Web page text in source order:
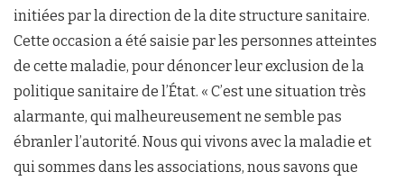
initiées par la direction de la dite structure sanitaire.
Cette occasion a été saisie par les personnes atteintes
de cette maladie, pour dénoncer leur exclusion de la
politique sanitaire de l’État. « C’est une situation très
alarmante, qui malheureusement ne semble pas
ébranler l’autorité. Nous qui vivons avec la maladie et
qui sommes dans les associations, nous savons que